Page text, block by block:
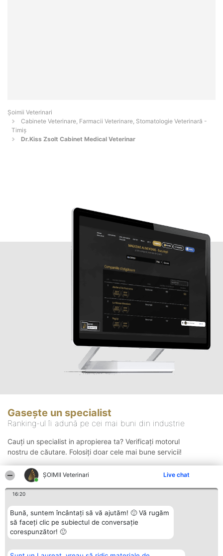
ȘOIMII Veterinari Live chat
16:20
Bună, suntem încântați să vă ajutăm! 🙂 Vă rugăm
să faceți clic pe subiectul de conversație
corespunzător! 🙂
Șoimii Veterinari
Cabinete Veterinare, Farmacii Veterinare, Stomatologie Veterinară -
Timiş
Dr.Kiss Zsolt Cabinet Medical Veterinar
Gasește un specialist
Ranking-ul îi adună pe cei mai buni din industrie
Cauți un specialist in apropierea ta? Verificați motorul
nostru de căutare. Folosiți doar cele mai bune servicii!